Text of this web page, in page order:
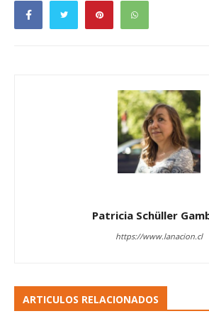
Patricia Schüller
https://www.lanacion.cl
ARTICULOS RELACIONADOS